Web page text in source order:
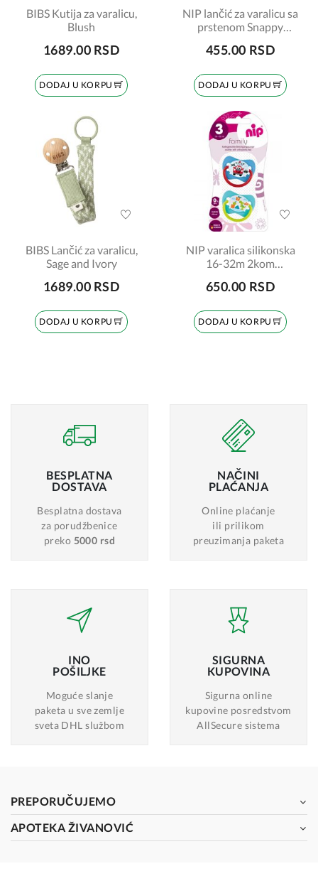
BIBS Kutija za varalicu,
Blush
1689.00 RSD
DODAJ U KORPU
NIP lančić za varalicu sa
prstenom Snappy
455.00 RSD
DODAJ U KORPU
BIBS Lančić za varalicu,
Sage and Ivory
1689.00 RSD
DODAJ U KORPU
NIP varalica silikonska
16-32m 2kom
650.00 RSD
DODAJ U KORPU
BESPLATNA
DOSTAVA
Besplatna dostava
za porudžbenice
preko 5000 rsd
NAČINI
PLAĆANJA
Online plaćanje
ili prilikom
preuzimanja paketa
INO
POŠILJKE
Moguće slanje
paketa u sve zemlje
sveta DHL službom
SIGURNA
KUPOVINA
Sigurna online
kupovine posredstvom
AllSecure sistema
PREPORUČUJEMO
APOTEKA ŽIVANOVIĆ